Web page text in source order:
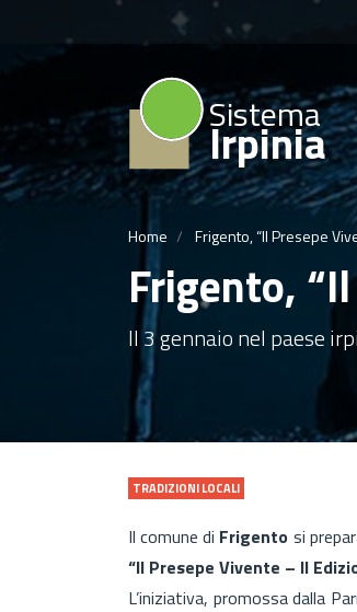
Sistema
Irpinia
Home Frigento, “Il Presepe
Frigento,
Il 3 gennaio nel paese
TRADIZIONI LOCALI
Il comune di Frigento si
“Il Presepe Vivente – II
L’iniziativa, promossa dalla